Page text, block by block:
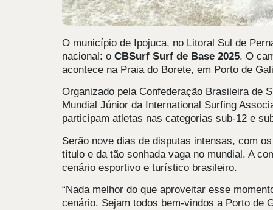
O município de Ipojuca, no Litoral Sul de
nacional: o CBSurf Surf de Base 2025. O
acontece na Praia do Borete, em Porto de
Organizado pela Confederação Brasileira de
Mundial Júnior da International Surfing
participam atletas nas categorias sub-12 e
Serão nove dias de disputas intensas, com
título e da tão sonhada vaga no mundial. A
cenário esportivo e turístico brasileiro.
“Nada melhor do que aproveitar esse
cenário. Sejam todos bem-vindos a Porto de